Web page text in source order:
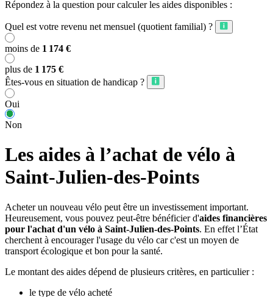
Répondez à la question pour calculer les aides disponibles :
Quel est votre revenu net mensuel (quotient familial) ?
moins de 1 174 €
plus de 1 175 €
Êtes-vous en situation de handicap ?
Oui
Non
Les aides à l’achat de vélo à
Saint-Julien-des-Points
Acheter un nouveau vélo peut être un investissement important.
Heureusement, vous pouvez peut-être bénéficier d'aides financières
pour l'achat d'un vélo à Saint-Julien-des-Points. En effet l’État
cherchent à encourager l'usage du vélo car c'est un moyen de
transport écologique et bon pour la santé.
Le montant des aides dépend de plusieurs critères, en particulier :
le type de vélo acheté